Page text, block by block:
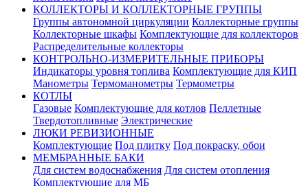
КОЛЛЕКТОРЫ И КОЛЛЕКТОРНЫЕ ГРУППЫ
Группы автономной циркуляции Коллекторные группы
Коллекторные шкафы Комплектующие для коллекторов
Распределительные коллекторы
КОНТРОЛЬНО-ИЗМЕРИТЕЛЬНЫЕ ПРИБОРЫ
Индикаторы уровня топлива Комплектующие для КИП
Манометры Термоманометры Термометры
КОТЛЫ
Газовые Комплектующие для котлов Пеллетные
Твердотопливные Электрические
ЛЮКИ РЕВИЗИОННЫЕ
Комплектующие Под плитку Под покраску, обои
МЕМБРАННЫЕ БАКИ
Для систем водоснабжения Для систем отопления
Комплектующие для МБ